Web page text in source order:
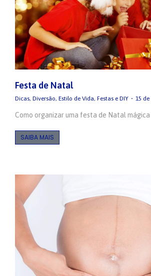
Festa de Natal
Dicas, Diversão, Estilo de Vida, Festas e DIY 15
Como organizar uma festa de Natal mágica
SAIBA MAIS